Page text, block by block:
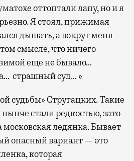
оттоптали лапу, но и я
Я стоял, прижимая
дышать, а вокруг меня
смысле, что ничего
еще не бывало…
страшный суд… »
судьбы» Стругацких. Такие
стали редкостью, зато
ледянка. Бывает
опасный вариант — это
которая